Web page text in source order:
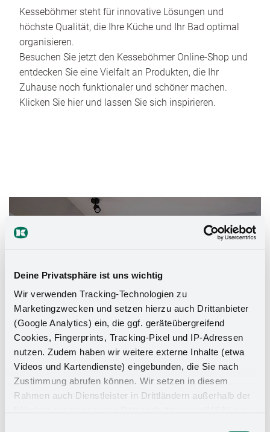
Deine Privatsphäre ist uns wichtig
Wir verwenden Tracking-Technologien zu
Marketingzwecken und setzen hierzu auch Drittanbieter
(Google Analytics) ein, die ggf. geräteübergreifend
Cookies, Fingerprints, Tracking-Pixel und IP-Adressen
nutzen. Zudem haben wir weitere externe Inhalte (etwa
Videos und Kartendienste) eingebunden, die Sie nach
Zustimmung abrufen können. Wir setzen in diesem
Rahmen auch Dienstleister in Drittländern außerhalb der
Kesseböhmer steht für innovative Lösungen und
höchste Qualität, die Ihre Küche und Ihr Bad optimal
organisieren.
Besuchen Sie jetzt den Kesseböhmer Online-Shop und
entdecken Sie eine Vielfalt an Produkten, die Ihr
Zuhause noch funktionaler und schöner machen.
Klicken Sie hier und lassen Sie sich inspirieren.
Das Stauraumwunder für Ihr
Badezimmer